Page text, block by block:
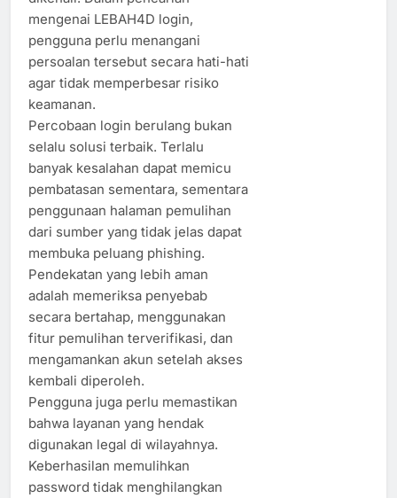
mengenai LEBAH4D login,
pengguna perlu menangani
persoalan tersebut secara hati-hati
agar tidak memperbesar risiko
keamanan.
Percobaan login berulang bukan
selalu solusi terbaik. Terlalu
banyak kesalahan dapat memicu
pembatasan sementara, sementara
penggunaan halaman pemulihan
dari sumber yang tidak jelas dapat
membuka peluang phishing.
Pendekatan yang lebih aman
adalah memeriksa penyebab
secara bertahap, menggunakan
fitur pemulihan terverifikasi, dan
mengamankan akun setelah akses
kembali diperoleh.
Pengguna juga perlu memastikan
bahwa layanan yang hendak
digunakan legal di wilayahnya.
Keberhasilan memulihkan
password tidak menghilangkan